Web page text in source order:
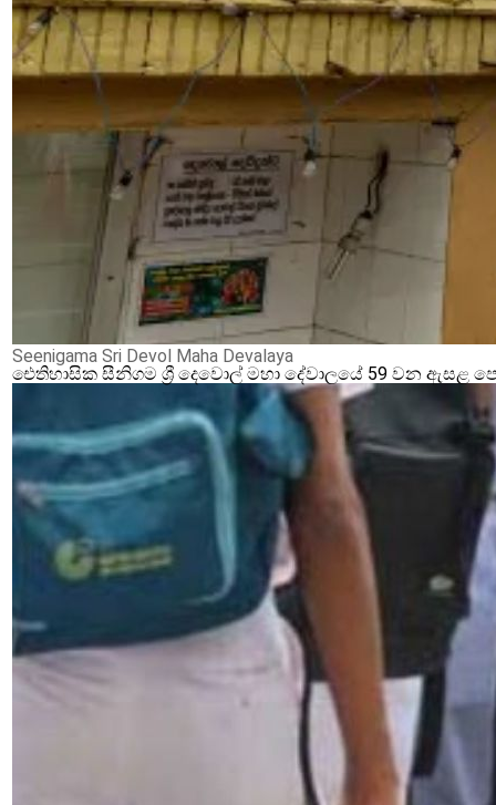
Seenigama Sri Devol Maha Devalaya
ඓතිහාසික සීනිගම ශ්‍රී දෙවොල් මහා දේවාලයේ 59 වන ඇසළ